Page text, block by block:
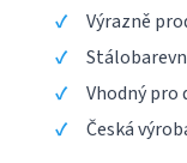
Výrazně
Vhodný pro
Česká